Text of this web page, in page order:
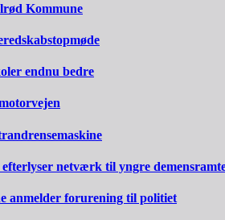
Kommune
endnu bedre
netværk til yngre
anmelder forurening til politiet